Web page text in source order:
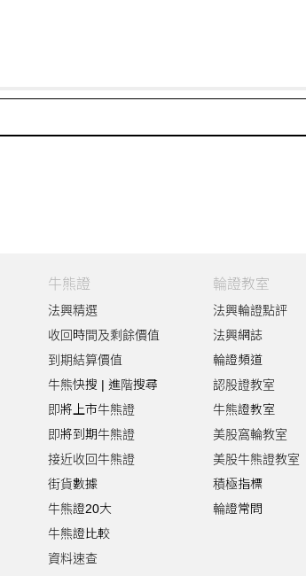
牛熊證
法興精選
收回時間及剩餘價值
到期結算價值
牛熊快搜 | 進階搜尋
即將上市牛熊證
即將到期牛熊證
接近收回牛熊證
街貨數據
牛熊證20大
牛熊證比較
資料速查
輪證教室
法興輪證點評
法興網誌
輪證頻道
認股證教室
牛熊證教室
美股窩輪教室
美股牛熊證教室
積極指標
輪證常問